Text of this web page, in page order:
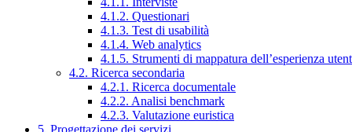
4.1.2. Questionari
4.1.3. Test di usabilità
4.1.4. Web analytics
4.1.5. Strumenti di mappatura dell’esperienza
4.2. Ricerca secondaria
4.2.1. Ricerca documentale
4.2.2. Analisi benchmark
4.2.3. Valutazione euristica
5. Progettazione dei servizi